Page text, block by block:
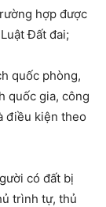
hợp được
Đất đai;
quốc phòng,
quốc gia, công
điều kiện theo
có đất bị
trình tự, thủ